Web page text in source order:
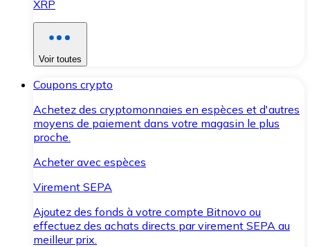
XRP
Voir toutes
Coupons crypto
Achetez des cryptomonnaies en espèces et d'autres
moyens de paiement dans votre magasin le plus
proche.
Acheter avec espèces
Virement SEPA
Ajoutez des fonds à votre compte Bitnovo ou
effectuez des achats directs par virement SEPA au
meilleur prix.